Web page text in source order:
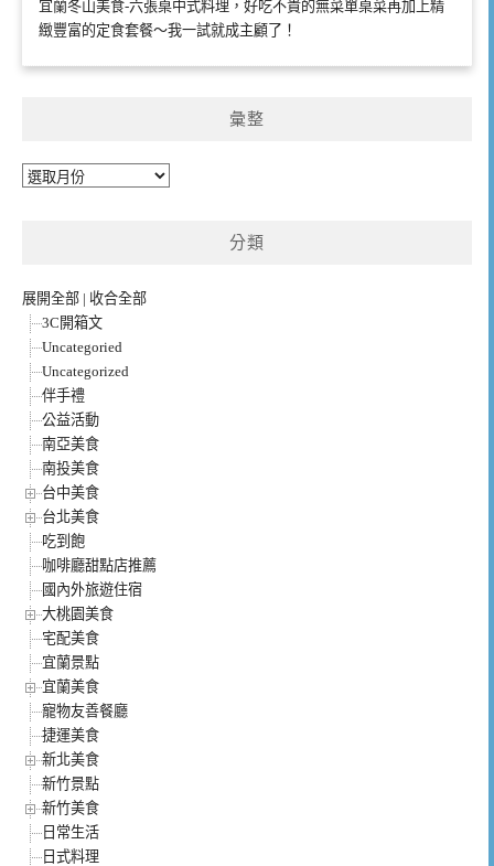
宜蘭冬山美食-六張桌中式料理，好吃不貴的無菜單桌菜再加上精
緻豐富的定食套餐～我一試就成主顧了！
彙整
彙
分類
展開全部 | 收合全部
3C開箱文
Uncategoried
Uncategorized
伴手禮
公益活動
南亞美食
南投美食
台中美食
台北美食
吃到飽
咖啡廳甜點店推薦
國內外旅遊住宿
大桃園美食
宅配美食
宜蘭景點
宜蘭美食
寵物友善餐廳
捷運美食
新北美食
新竹景點
新竹美食
日常生活
日式料理